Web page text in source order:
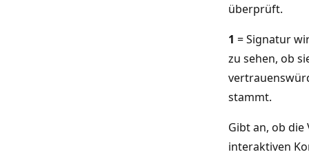
überprüft.
1 = Signatur
zu sehen, ob
stammt.
Gibt an, ob
interaktiven